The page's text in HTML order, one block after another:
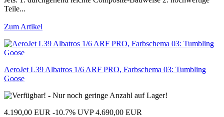
Teile...
Zum Artikel
AeroJet L39 Albatros 1/6 ARF PRO, Farbschema 03: Tumbling
Goose
4.190,00 EUR -10.7% UVP 4.690,00 EUR